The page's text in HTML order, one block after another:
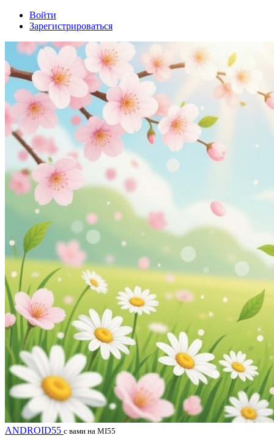
Войти
Зарегистрироваться
ANDROID55 с вами на MI55